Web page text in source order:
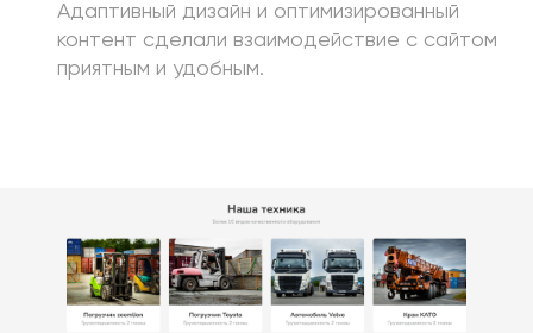
Адаптивный дизайн и оптимизированный
контент сделали взаимодействие с сайтом
приятным и удобным.